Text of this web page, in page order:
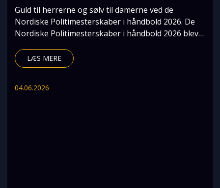
Guld til herrerne og sølv til damerne ved de
Nordiske Politimesterskaber i håndbold 2026. De
Nordiske Politimesterskaber i håndbold 2026 blev
LÆS MERE
04.06.2026